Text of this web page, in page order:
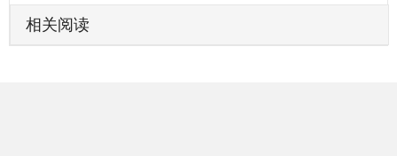
相关阅读